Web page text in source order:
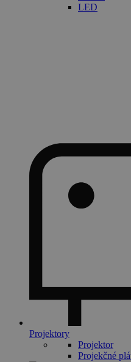
LED
Projektory
Projektor
Projekčné